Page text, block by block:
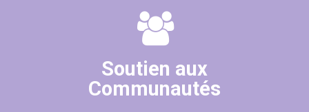
Soutien aux
Communautés